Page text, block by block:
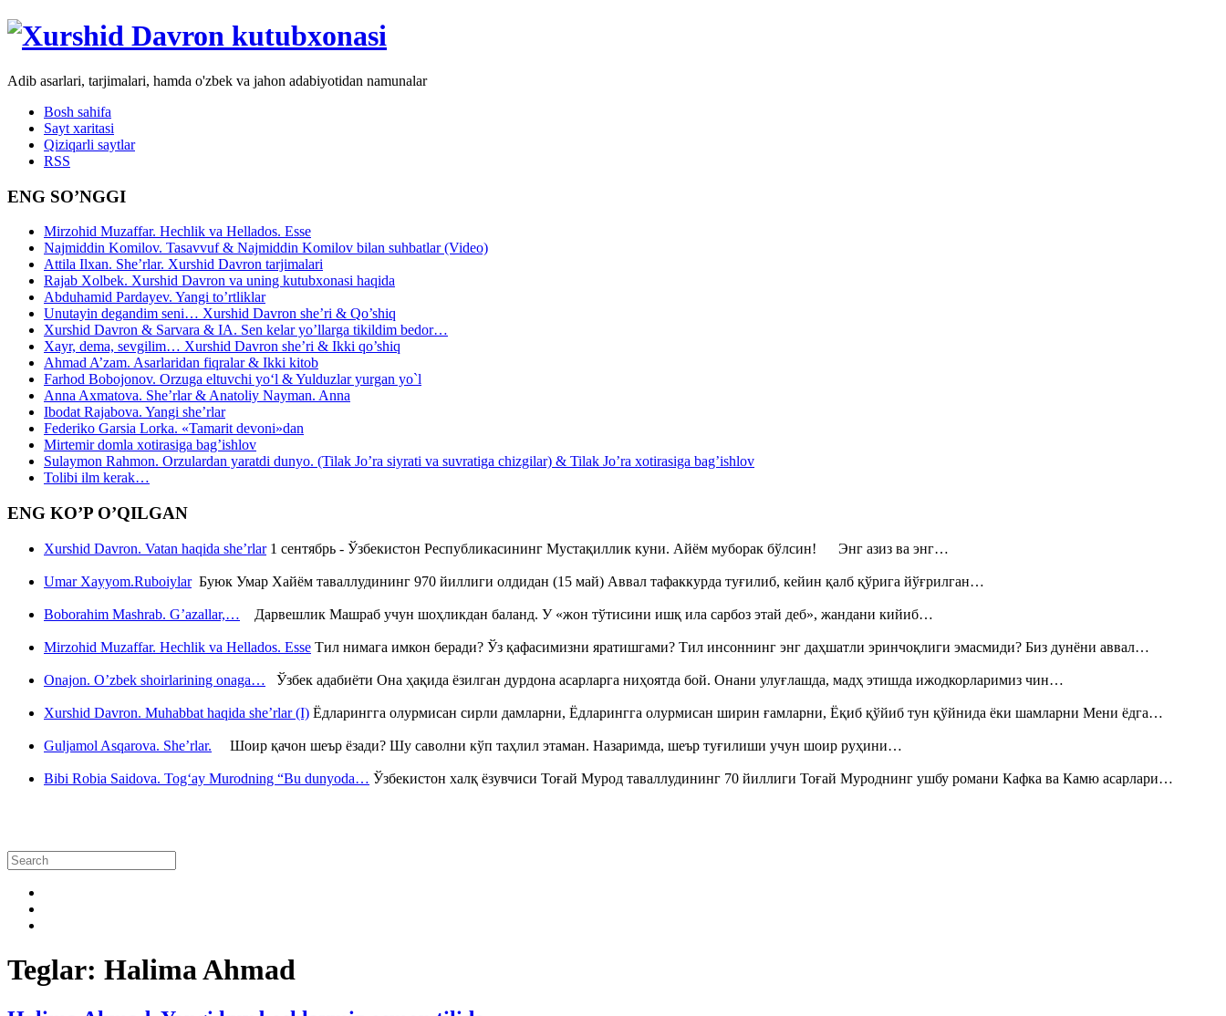
Adib asarlari, tarjimalari, hamda o'zbek va jahon adabiyotidan namunalar
Bosh sahifa
Sayt xaritasi
Qiziqarli saytlar
RSS
ENG SO’NGGI
Mirzohid Muzaffar. Hechlik va Hellados. Esse
Najmiddin Komilov. Tasavvuf & Najmiddin Komilov bilan suhbatlar (Video)
Attila Ilxan. She’rlar. Xurshid Davron tarjimalari
Rajab Xolbek. Xurshid Davron va uning kutubxonasi haqida
Abduhamid Pardayev. Yangi to’rtliklar
Unutayin degandim seni… Xurshid Davron she’ri & Qo’shiq
Xurshid Davron & Sarvara & IA. Sen kelar yo’llarga tikildim bedor…
Xayr, dema, sevgilim… Xurshid Davron she’ri & Ikki qo’shiq
Ahmad A’zam. Asarlaridan fiqralar & Ikki kitob
Farhod Bobojonov. Orzuga eltuvchi yo‘l & Yulduzlar yurgan yo`l
Anna Axmatova. She’rlar & Anatoliy Nayman. Anna
Ibodat Rajabova. Yangi she’rlar
Federiko Garsia Lorka. «Tamarit devoni»dan
Mirtemir domla xotirasiga bag’ishlov
Sulaymon Rahmon. Orzulardan yaratdi dunyo. (Tilak Jo’ra siyrati va suvratiga chizgilar) & Tilak Jo’ra xotirasiga bag’ishlov
Tolibi ilm kerak…
ENG KO’P O’QILGAN
Xurshid Davron. Vatan haqida she’rlar1 сентябрь - Ўзбекистон Республикасининг Мустақиллик куни. Айём муборак бўлсин! Энг азиз ва энг…
Umar Xayyom.RuboiylarБуюк Умар Хайём таваллудининг 970 йиллиги олдидан (15 май) Аввал тафаккурда туғилиб, кейин қалб қўрига йўғрилган…
Boborahim Mashrab. G’azallar,… Дарвешлик Машраб учун шоҳликдан баланд. У «жон тўтисини ишқ ила сарбоз этай деб», жандани кийиб…
Mirzohid Muzaffar. Hechlik va Hellados. Esse Тил нимага имкон беради? Ўз қафасимизни яратишгами? Тил инсоннинг энг даҳшатли эринчоқлиги эмасмиди? Биз дунёни аввал…
Onajon. O’zbek shoirlarining onaga… Ўзбек адабиёти Она ҳақида ёзилган дурдона асарларга ниҳоятда бой. Онани улуғлашда, мадҳ этишда ижодкорларимиз чин…
Xurshid Davron. Muhabbat haqida she’rlar (I) Ёдларингга олурмисан сирли дамларни, Ёдларингга олурмисан ширин ғамларни, Ёқиб қўйиб тун қўйнида ёки шамларни Мени ёдга…
Guljamol Asqarova. She’rlar. Шоир қачон шеър ёзади? Шу саволни кўп таҳлил этаман. Назаримда, шеър туғилиши учун шоир руҳини…
Bibi Robia Saidova. Tog‘ay Murodning “Bu dunyoda… Ўзбекистон халқ ёзувчиси Тоғай Мурод таваллудининг 70 йиллиги Тоғай Муроднинг ушбу романи Кафка ва Камю асарлари…
Teglar: Halima Ahmad